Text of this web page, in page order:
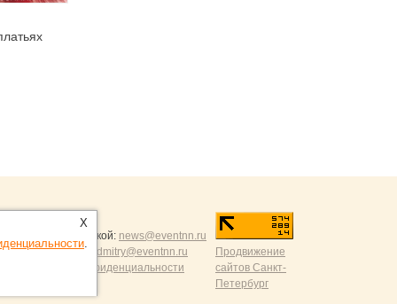
и разумной критикой: news@eventnn.ru
на сайт: dmitry@eventnn.ru
и политика конфиденциальности
Продвижение
сайтов Санкт-
Петербург
X
.